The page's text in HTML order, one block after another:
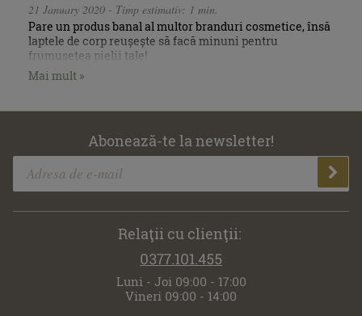
21 January 2020 - Timp estimativ: 1 min.
Pare un produs banal al multor branduri cosmetice, însă
laptele de corp reușește să facă minuni pentru
frumusețea pielii tale!
Mai mult »
Abonează-te la newsletter!
Relaţii cu clienţii:
0377.101.455
Luni - Joi 09:00 - 17:00
Vineri 09:00 - 14:00